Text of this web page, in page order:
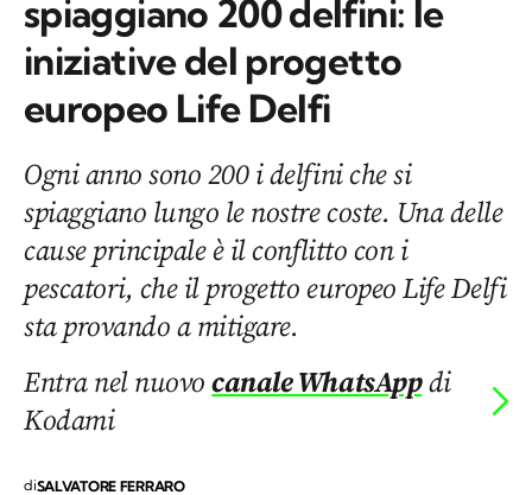
spiaggiano 200 delfini: le
iniziative del progetto
europeo Life Delfi
Ogni anno sono 200 i delfini che si
spiaggiano lungo le nostre coste. Una delle
cause principale è il conflitto con i
pescatori, che il progetto europeo Life Delfi
sta provando a mitigare.
Entra nel nuovocanale WhatsAppdi
Kodami
diSALVATORE FERRARO